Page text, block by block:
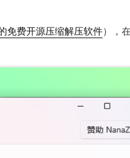
免费开源压缩解压软件），